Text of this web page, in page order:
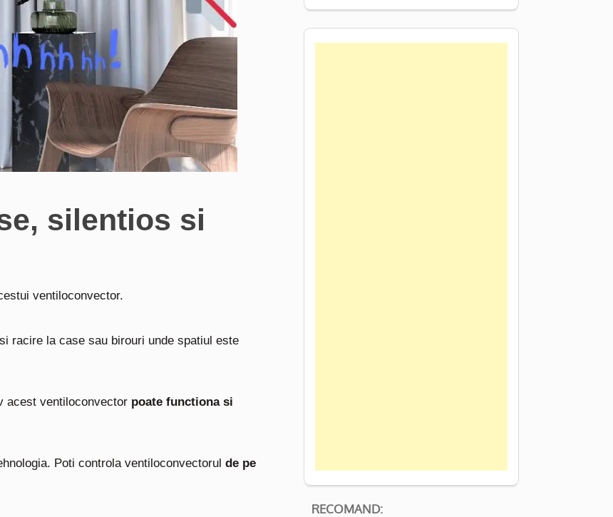
silentios si
ventiloconvector.
racire la case sau birouri unde spatiul este
acest ventiloconvector poate functiona si
Poti controla ventiloconvectorul de pe
RECOMAND: